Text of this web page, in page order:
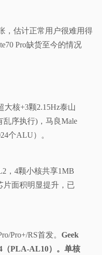
，估计正常用户很难用得
Pro缺货至今的情况
大核+3颗2.15Hz泰山
乱序执行)，马良Male
个ALU）。
，4颗小核共享1MB
片面积明显提升，已
Pro+/RS首发。Geek
（PLA-AL10）。单核